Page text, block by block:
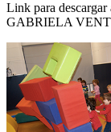
Link para
GABRIELA